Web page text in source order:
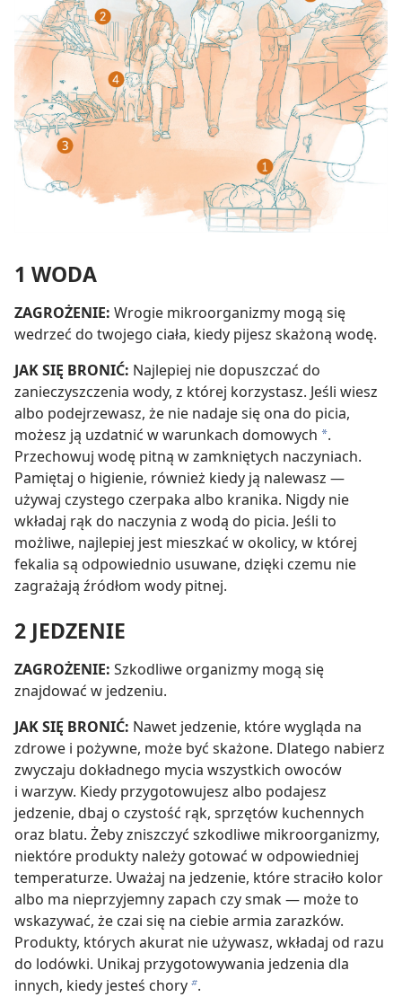
1 WODA
ZAGROŻENIE: Wrogie mikroorganizmy mogą się
wedrzeć do twojego ciała, kiedy pijesz skażoną wodę.
JAK SIĘ BRONIĆ: Najlepiej nie dopuszczać do
zanieczyszczenia wody, z której korzystasz. Jeśli wiesz
albo podejrzewasz, że nie nadaje się ona do picia,
możesz ją uzdatnić w warunkach domowych a.
Przechowuj wodę pitną w zamkniętych naczyniach.
Pamiętaj o higienie, również kiedy ją nalewasz —
używaj czystego czerpaka albo kranika. Nigdy nie
wkładaj rąk do naczynia z wodą do picia. Jeśli to
możliwe, najlepiej jest mieszkać w okolicy, w której
fekalia są odpowiednio usuwane, dzięki czemu nie
zagrażają źródłom wody pitnej.
2 JEDZENIE
ZAGROŻENIE: Szkodliwe organizmy mogą się
znajdować w jedzeniu.
JAK SIĘ BRONIĆ: Nawet jedzenie, które wygląda na
zdrowe i pożywne, może być skażone. Dlatego nabierz
zwyczaju dokładnego mycia wszystkich owoców
i warzyw. Kiedy przygotowujesz albo podajesz
jedzenie, dbaj o czystość rąk, sprzętów kuchennych
oraz blatu. Żeby zniszczyć szkodliwe mikroorganizmy,
niektóre produkty należy gotować w odpowiedniej
temperaturze. Uważaj na jedzenie, które straciło kolor
albo ma nieprzyjemny zapach czy smak — może to
wskazywać, że czai się na ciebie armia zarazków.
Produkty, których akurat nie używasz, wkładaj od razu
do lodówki. Unikaj przygotowywania jedzenia dla
innych, kiedy jesteś choryb.